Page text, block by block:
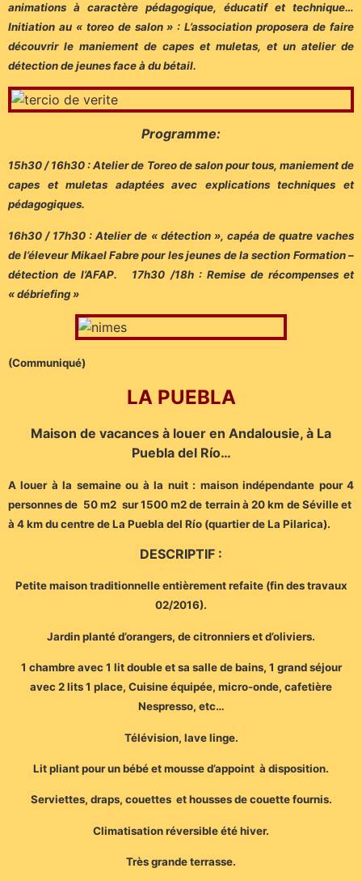
animations à caractère pédagogique, éducatif et technique…
Initiation au « toreo de salon » : L’association proposera de faire
découvrir le maniement de capes et muletas, et un atelier de
détection de jeunes face à du bétail.
Programme:
15h30 / 16h30 : Atelier de Toreo de salon pour tous, maniement de
capes et muletas adaptées avec explications techniques et
pédagogiques.
16h30 / 17h30 : Atelier de « détection », capéa de quatre vaches
de l’éleveur Mikael Fabre pour les jeunes de la section Formation –
détection de l’AFAP. 17h30 /18h : Remise de récompenses et
« débriefing »
(Communiqué)
LA PUEBLA
Maison de vacances à louer en Andalousie, à La
Puebla del Río…
A louer à la semaine ou à la nuit : maison indépendante pour 4
personnes de 50 m2 sur 1500 m2 de terrain à 20 km de Séville et
à 4 km du centre de La Puebla del Río (quartier de La Pilarica).
DESCRIPTIF :
Petite maison traditionnelle entièrement refaite (fin des travaux
02/2016).
Jardin planté d’orangers, de citronniers et d’oliviers.
1 chambre avec 1 lit double et sa salle de bains, 1 grand séjour
avec 2 lits 1 place, Cuisine équipée, micro-onde, cafetière
Nespresso, etc…
Télévision, lave linge.
Lit pliant pour un bébé et mousse d’appoint à disposition.
Serviettes, draps, couettes et housses de couette fournis.
Climatisation réversible été hiver.
Très grande terrasse.